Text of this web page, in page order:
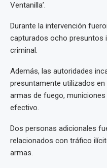
Ventanilla’.
Durante la intervención
capturados ocho presuntos
criminal.
Además, las autoridades
presuntamente utilizados
armas de fuego,
efectivo.
Dos personas adicionales
relacionados con tráfico
armas.